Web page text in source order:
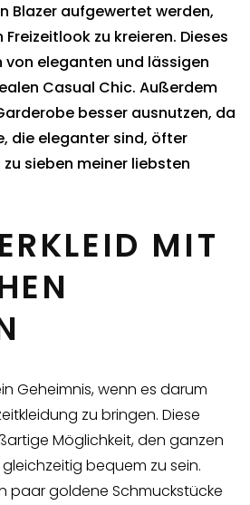
Blazer aufgewertet werden,
zu kreieren. Dieses
von eleganten und lässigen
Casual Chic. Außerdem
besser ausnutzen, da
die eleganter sind, öfter
sieben meiner liebsten
MIT
Geheimnis, wenn es darum
zu bringen. Diese
Möglichkeit, den ganzen
bequem zu sein.
paar goldene Schmuckstücke